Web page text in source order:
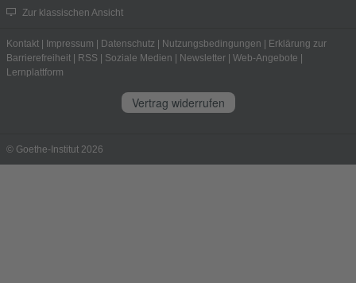
Zur klassischen Ansicht
Kontakt Impressum Datenschutz Nutzungsbedingungen
Erklärung zur
Barrierefreiheit
RSS Soziale Medien Newsletter Web-Angebote
Lernplattform
Vertrag widerrufen
© Goethe-Institut 2026